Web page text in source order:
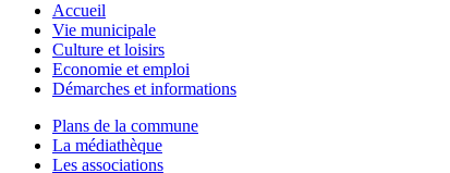
Accueil
Vie municipale
Culture et loisirs
Economie et emploi
Démarches et informations
Plans de la commune
La médiathèque
Les associations